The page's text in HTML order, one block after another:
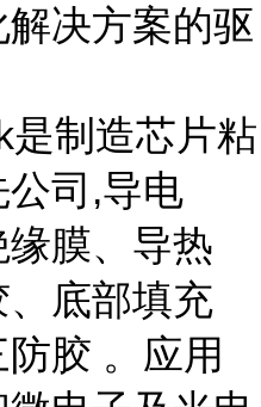
决方案的驱
制造芯片粘
司,导电
膜、导热
底部填充
胶 。应用